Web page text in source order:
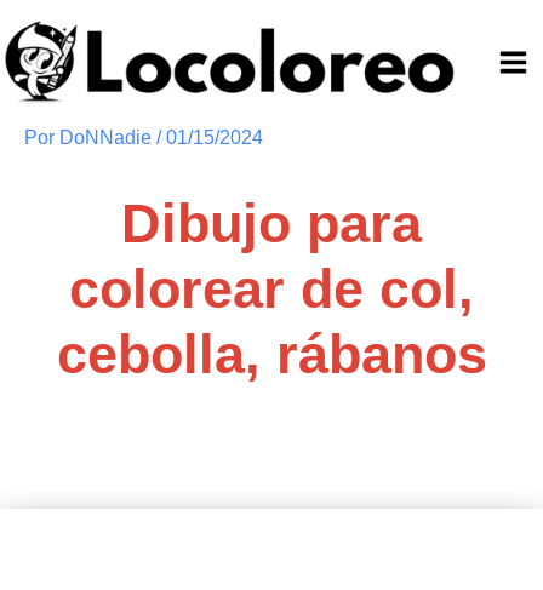
al
contenido
Por DoNNadie /01/15/2024
Dibujo para
colorear de col,
cebolla, rábanos